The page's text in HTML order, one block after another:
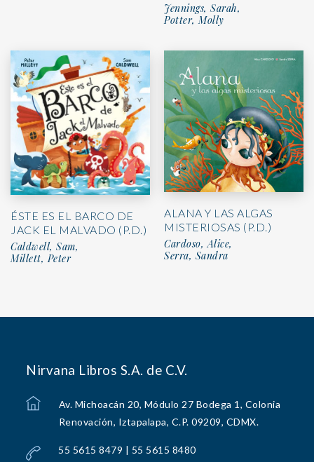
Jennings, Sarah,
Potter, Molly
ÉSTE ES EL BARCO DE
JACK EL MALVADO (P.D.)
Caldwell, Sam,
Millett, Peter
ALANA Y LAS ALGAS
MISTERIOSAS (P.D.)
Cardoso, Alice,
Serra, Sandra
Nirvana Libros S.A. de C.V.
Av. Michoacán 20, Módulo 27 Bodega 1, Colonia
Renovación, Iztapalapa, C.P. 09209, CDMX.
55 5615 8479 | 55 5615 8480